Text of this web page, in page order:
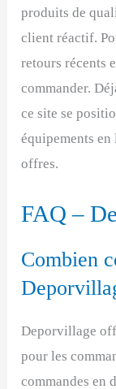
produits de
client réactif.
retours récents
commander.
ce site se
équipements
offres.
FAQ –
Combien
Deporvillage
pour les
commandes en